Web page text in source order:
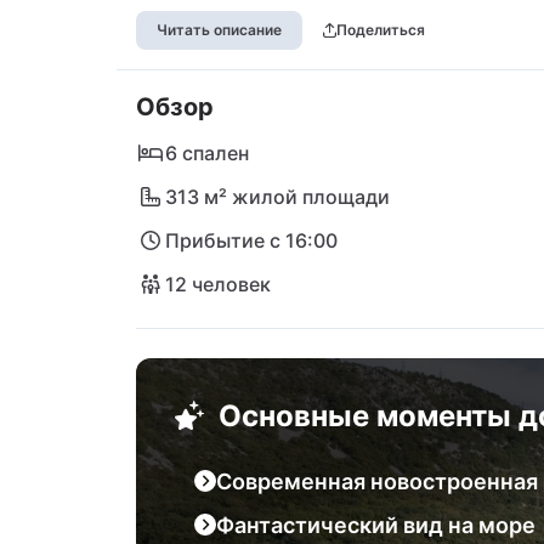
близости находятся местные
Portić порадует ваши вкусовые
живописным пляжам, где вы сможете
Вибрирующий город Риека и
всего в короткой поездке — идеально
Читать описание Поделиться
Обзор
6 спален
313 м² жилой площади
Прибытие с 16:00
12 человек
Основные моменты
Современная новостроенная
Фантастический вид на море